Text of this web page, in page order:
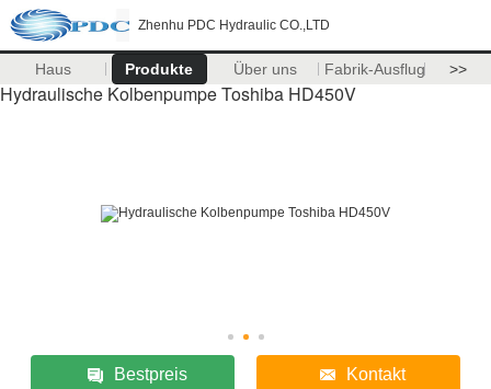
Zhenhu PDC Hydraulic CO.,LTD
Haus Produkte Über uns Fabrik-Ausflug >>
Hydraulische Kolbenpumpe Toshiba HD450V
Bestpreis Kontakt